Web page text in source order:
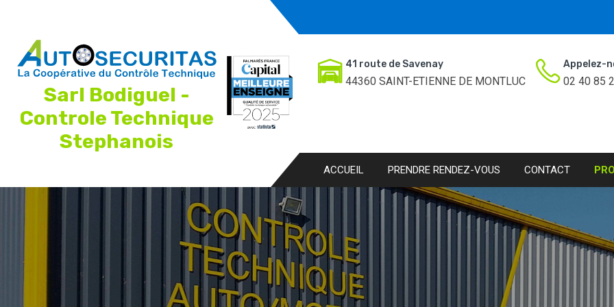
Sarl Bodiguel -
Controle Technique
Stephanois
41 route de Savenay
44360 SAINT-ETIENNE DE MONTLUC
Appelez-
02 40 85
ACCUEIL PRENDRE RENDEZ-VOUS CONTACT